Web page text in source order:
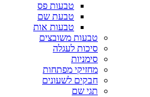
טבעות פס
טבעת שם
טבעות אות
טבעות משובצים
סיכות לעגלה
סימניות
מחזיקי מפתחות
חבקים לשעונים
תגי שם